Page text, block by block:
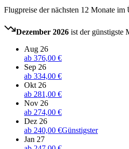
Flugpreise der nächsten 12 Monate im
Dezember 2026 ist der günstigste
Aug 26
ab 376,00 €
Sep 26
ab 334,00 €
Okt 26
ab 281,00 €
Nov 26
ab 274,00 €
Dez 26
ab 240,00 €Günstigster
Jan 27